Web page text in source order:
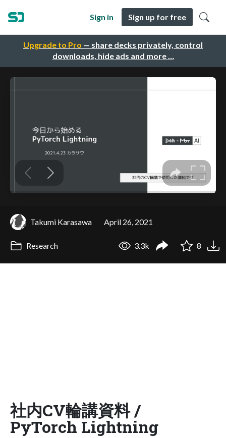
Upgrade to Pro — share decks privately, control
downloads, hide ads and more …
Sign in Sign up for free
Takumi Karasawa April 26, 2021
Research 3.3k 8
社内CV輪講資料 /
PyTorch Lightning